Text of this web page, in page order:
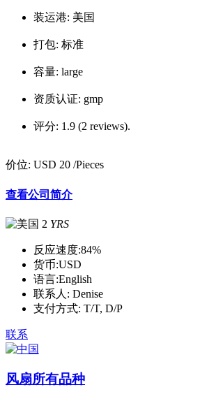
装运港: 美国
打包: 标准
容量: large
资质认证: gmp
评分: 1.9 (2 reviews).
价位: USD 20 /Pieces
查看公司简介
2 YRS
反应速度:84%
货币:USD
语言:English
联系人: Denise
支付方式: T/T, D/P
联系
风扇所有品种